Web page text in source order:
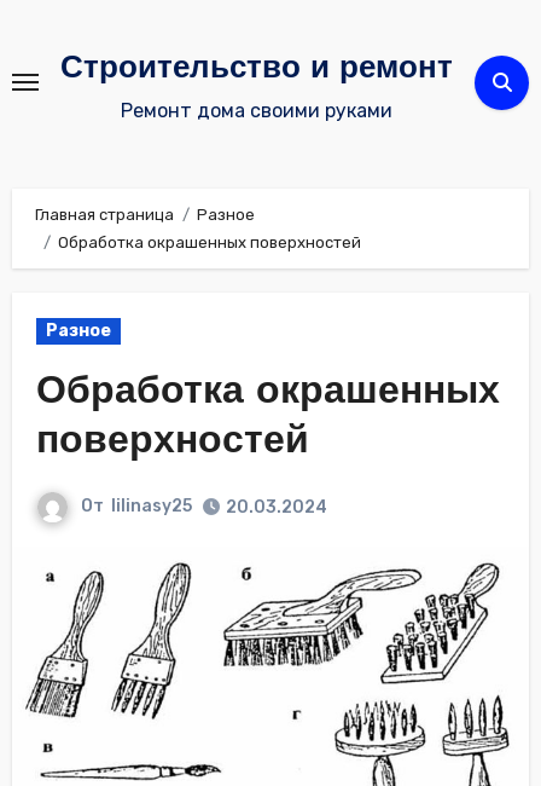
содержимому
Строительство и ремонт
Ремонт дома своими руками
Главная страница
Разное
Обработка окрашенных поверхностей
Разное
Обработка окрашенных
поверхностей
От lilinasy25 20.03.2024